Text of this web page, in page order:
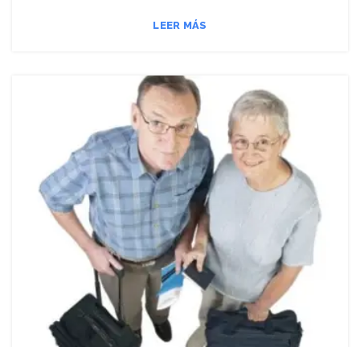
LEER MÁS